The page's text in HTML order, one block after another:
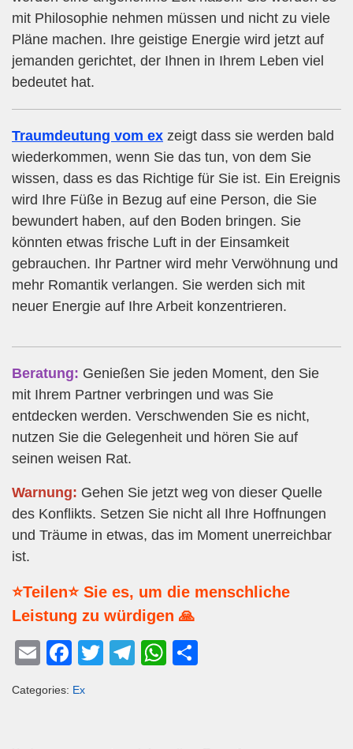
mit Philosophie nehmen müssen und nicht zu viele
Pläne machen. Ihre geistige Energie wird jetzt auf
jemanden gerichtet, der Ihnen in Ihrem Leben viel
bedeutet hat.
Traumdeutung vom ex zeigt dass sie werden bald
wiederkommen, wenn Sie das tun, von dem Sie
wissen, dass es das Richtige für Sie ist. Ein Ereignis
wird Ihre Füße in Bezug auf eine Person, die Sie
bewundert haben, auf den Boden bringen. Sie
könnten etwas frische Luft in der Einsamkeit
gebrauchen. Ihr Partner wird mehr Verwöhnung und
mehr Romantik verlangen. Sie werden sich mit
neuer Energie auf Ihre Arbeit konzentrieren.
Beratung: Genießen Sie jeden Moment, den Sie
mit Ihrem Partner verbringen und was Sie
entdecken werden. Verschwenden Sie es nicht,
nutzen Sie die Gelegenheit und hören Sie auf
seinen weisen Rat.
Warnung: Gehen Sie jetzt weg von dieser Quelle
des Konflikts. Setzen Sie nicht all Ihre Hoffnungen
und Träume in etwas, das im Moment unerreichbar
ist.
⭐Teilen⭐ Sie es, um die menschliche
Leistung zu würdigen 🙏
E
ail
F
c
T
T
W
Categories: Ex